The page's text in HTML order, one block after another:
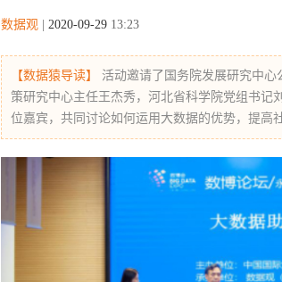
数据观 2020-09-29 13:23
【数据猿导读】
活动邀请了国务院发展研究中
策研究中心主任王杰秀，河北省科学院党组书记
位嘉宾，共同讨论如何运用大数据的优势，提高